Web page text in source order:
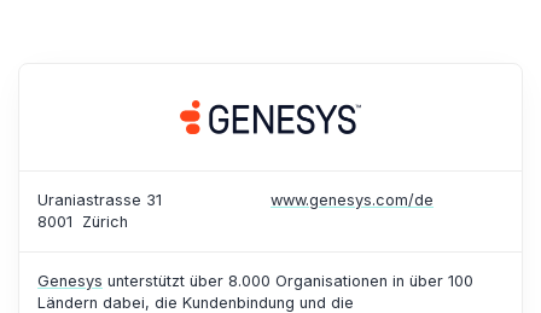
Uraniastrasse 31
8001
Zürich
www.genesys.com/de
Genesys unterstützt über 8.000 Organisationen in über 100
Ländern dabei, die Kundenbindung und die